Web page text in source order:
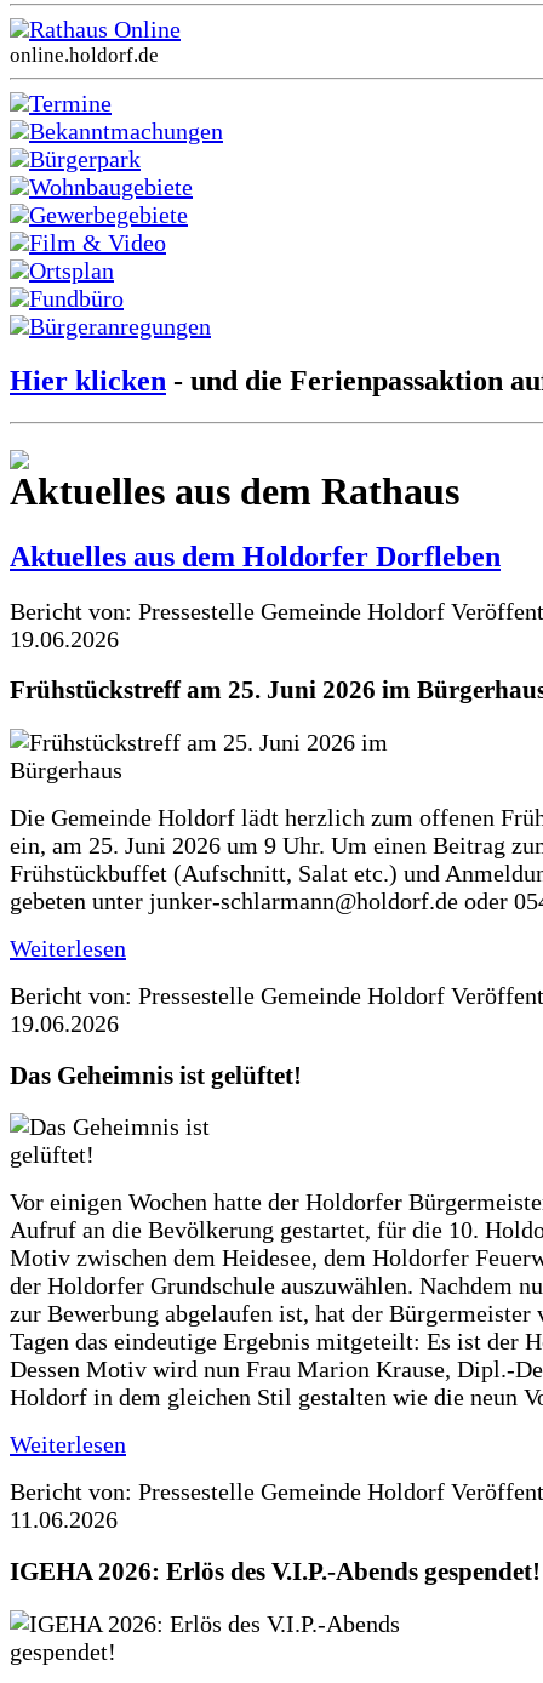
Rathaus Online
online.holdorf.de
Termine
Bekanntmachungen
Bürgerpark
Wohnbaugebiete
Gewerbegebiete
Film & Video
Ortsplan
Fundbüro
Bürgeranregungen
Hier klicken - und die Ferienpassaktion
Aktuelles aus dem Rathaus
Aktuelles aus dem Holdorfer Dorfleben
Bericht von: Pressestelle Gemeinde Holdorf
19.06.2026
Frühstückstreff am 25. Juni 2026 im
Die Gemeinde Holdorf lädt herzlich zum offenen
ein, am 25. Juni 2026 um 9 Uhr. Um einen Beitrag
Frühstückbuffet (Aufschnitt, Salat etc.) und
gebeten unter junker-schlarmann@holdorf.de oder
Weiterlesen
Bericht von: Pressestelle Gemeinde Holdorf
19.06.2026
Das Geheimnis ist gelüftet!
Vor einigen Wochen hatte der Holdorfer
Aufruf an die Bevölkerung gestartet, für die 10.
Motiv zwischen dem Heidesee, dem Holdorfer
der Holdorfer Grundschule auszuwählen. Nachdem
zur Bewerbung abgelaufen ist, hat der Bürgermeister
Tagen das eindeutige Ergebnis mitgeteilt: Es ist der
Dessen Motiv wird nun Frau Marion Krause, Dipl.-
Holdorf in dem gleichen Stil gestalten wie die neun
Weiterlesen
Bericht von: Pressestelle Gemeinde Holdorf
11.06.2026
IGEHA 2026: Erlös des V.I.P.-Abends gespendet!